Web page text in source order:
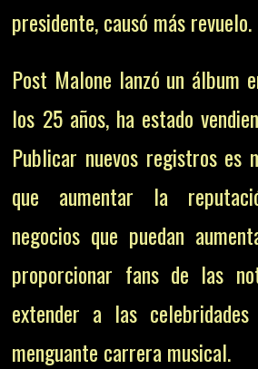
presidente, causó más revuelo.
Post Malone lanzó un álbum
los 25 años, ha estado
Publicar nuevos registros es
que aumentar la
negocios que puedan
proporcionar fans de las
extender a las
menguante carrera musical.